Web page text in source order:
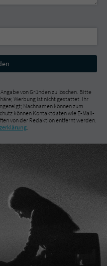
von Gründen zu löschen. Bitte
Werbung ist nicht gestattet. Ihr
Nachnamen können zum
können Kontaktdaten wie E-Mail-
von der Redaktion entfernt werden.
.